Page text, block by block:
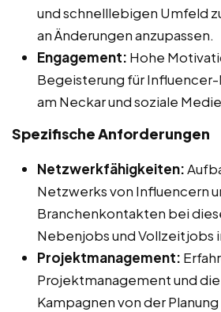
und schnelllebigen Umfeld
an Änderungen anzupassen.
Engagement: Hohe
Begeisterung für Influencer-
am Neckar und soziale
Spezifische Anforderungen
Netzwerkfähigkeiten:
Netzwerks von Influencern
Branchenkontakten bei
Nebenjobs und Vollzeitjobs
Projektmanagement:
Projektmanagement und
Kampagnen von der